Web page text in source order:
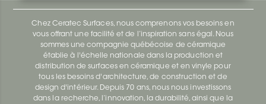
Chez Ceratec Surfaces, nous comprenons vos besoins en
vous offrant une facilité et de l’inspiration sans égal. Nous
sommes une compagnie québécoise de céramique
établie à l'échelle nationale dans la production et
distribution de surfaces en céramique et en vinyle pour
tous les besoins d'architecture, de construction et de
design d'intérieur. Depuis 70 ans, nous nous investissons
dans la recherche, l’innovation, la durabilité, ainsi que la